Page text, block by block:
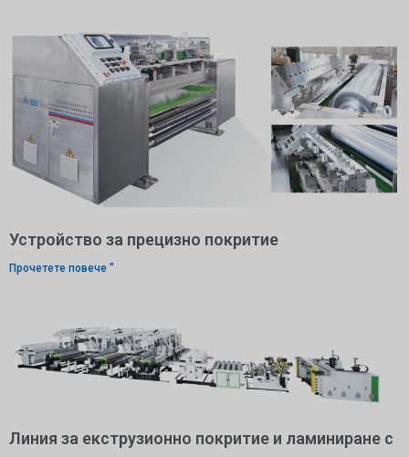
Устройство за прецизно покритие
Прочетете повече "
Линия за екструзионно покритие и ламиниране с